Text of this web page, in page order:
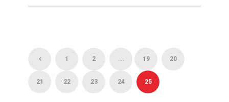
1 2 ... 19 20
21 22 23 24 25